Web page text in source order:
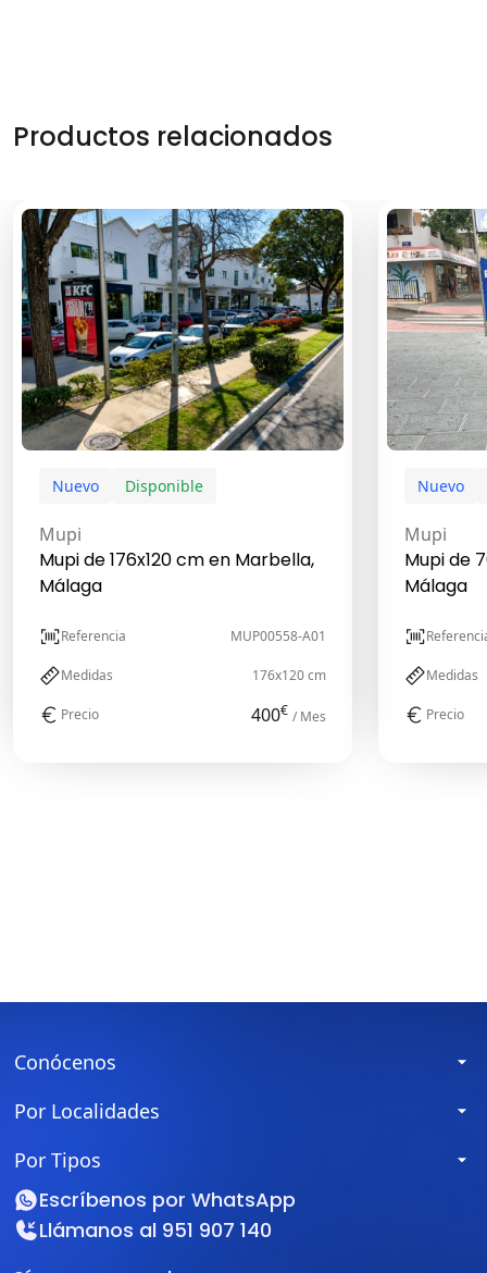
Productos relacionados
Nuevo Disponible
Mupi
Mupi de 176x120 cm en Marbella,
Málaga
Referencia MUP00558-A01
Medidas 176x120 cm
Precio 400€ / Mes
Nuevo
Mupi
Mupi de
Málaga
Medidas
Precio
Conócenos
Por Localidades
Por Tipos
Escríbenos por WhatsApp
Llámanos al 951 907 140